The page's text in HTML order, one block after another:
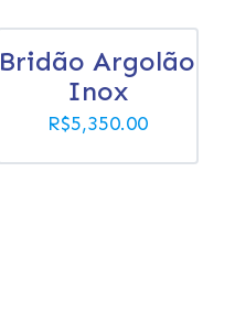
Bridão Argolão
Inox
R$5,350.00